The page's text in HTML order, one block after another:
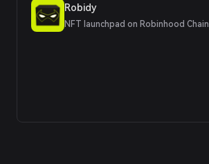
Robidy
NFT launchpad on Robinhood Chain